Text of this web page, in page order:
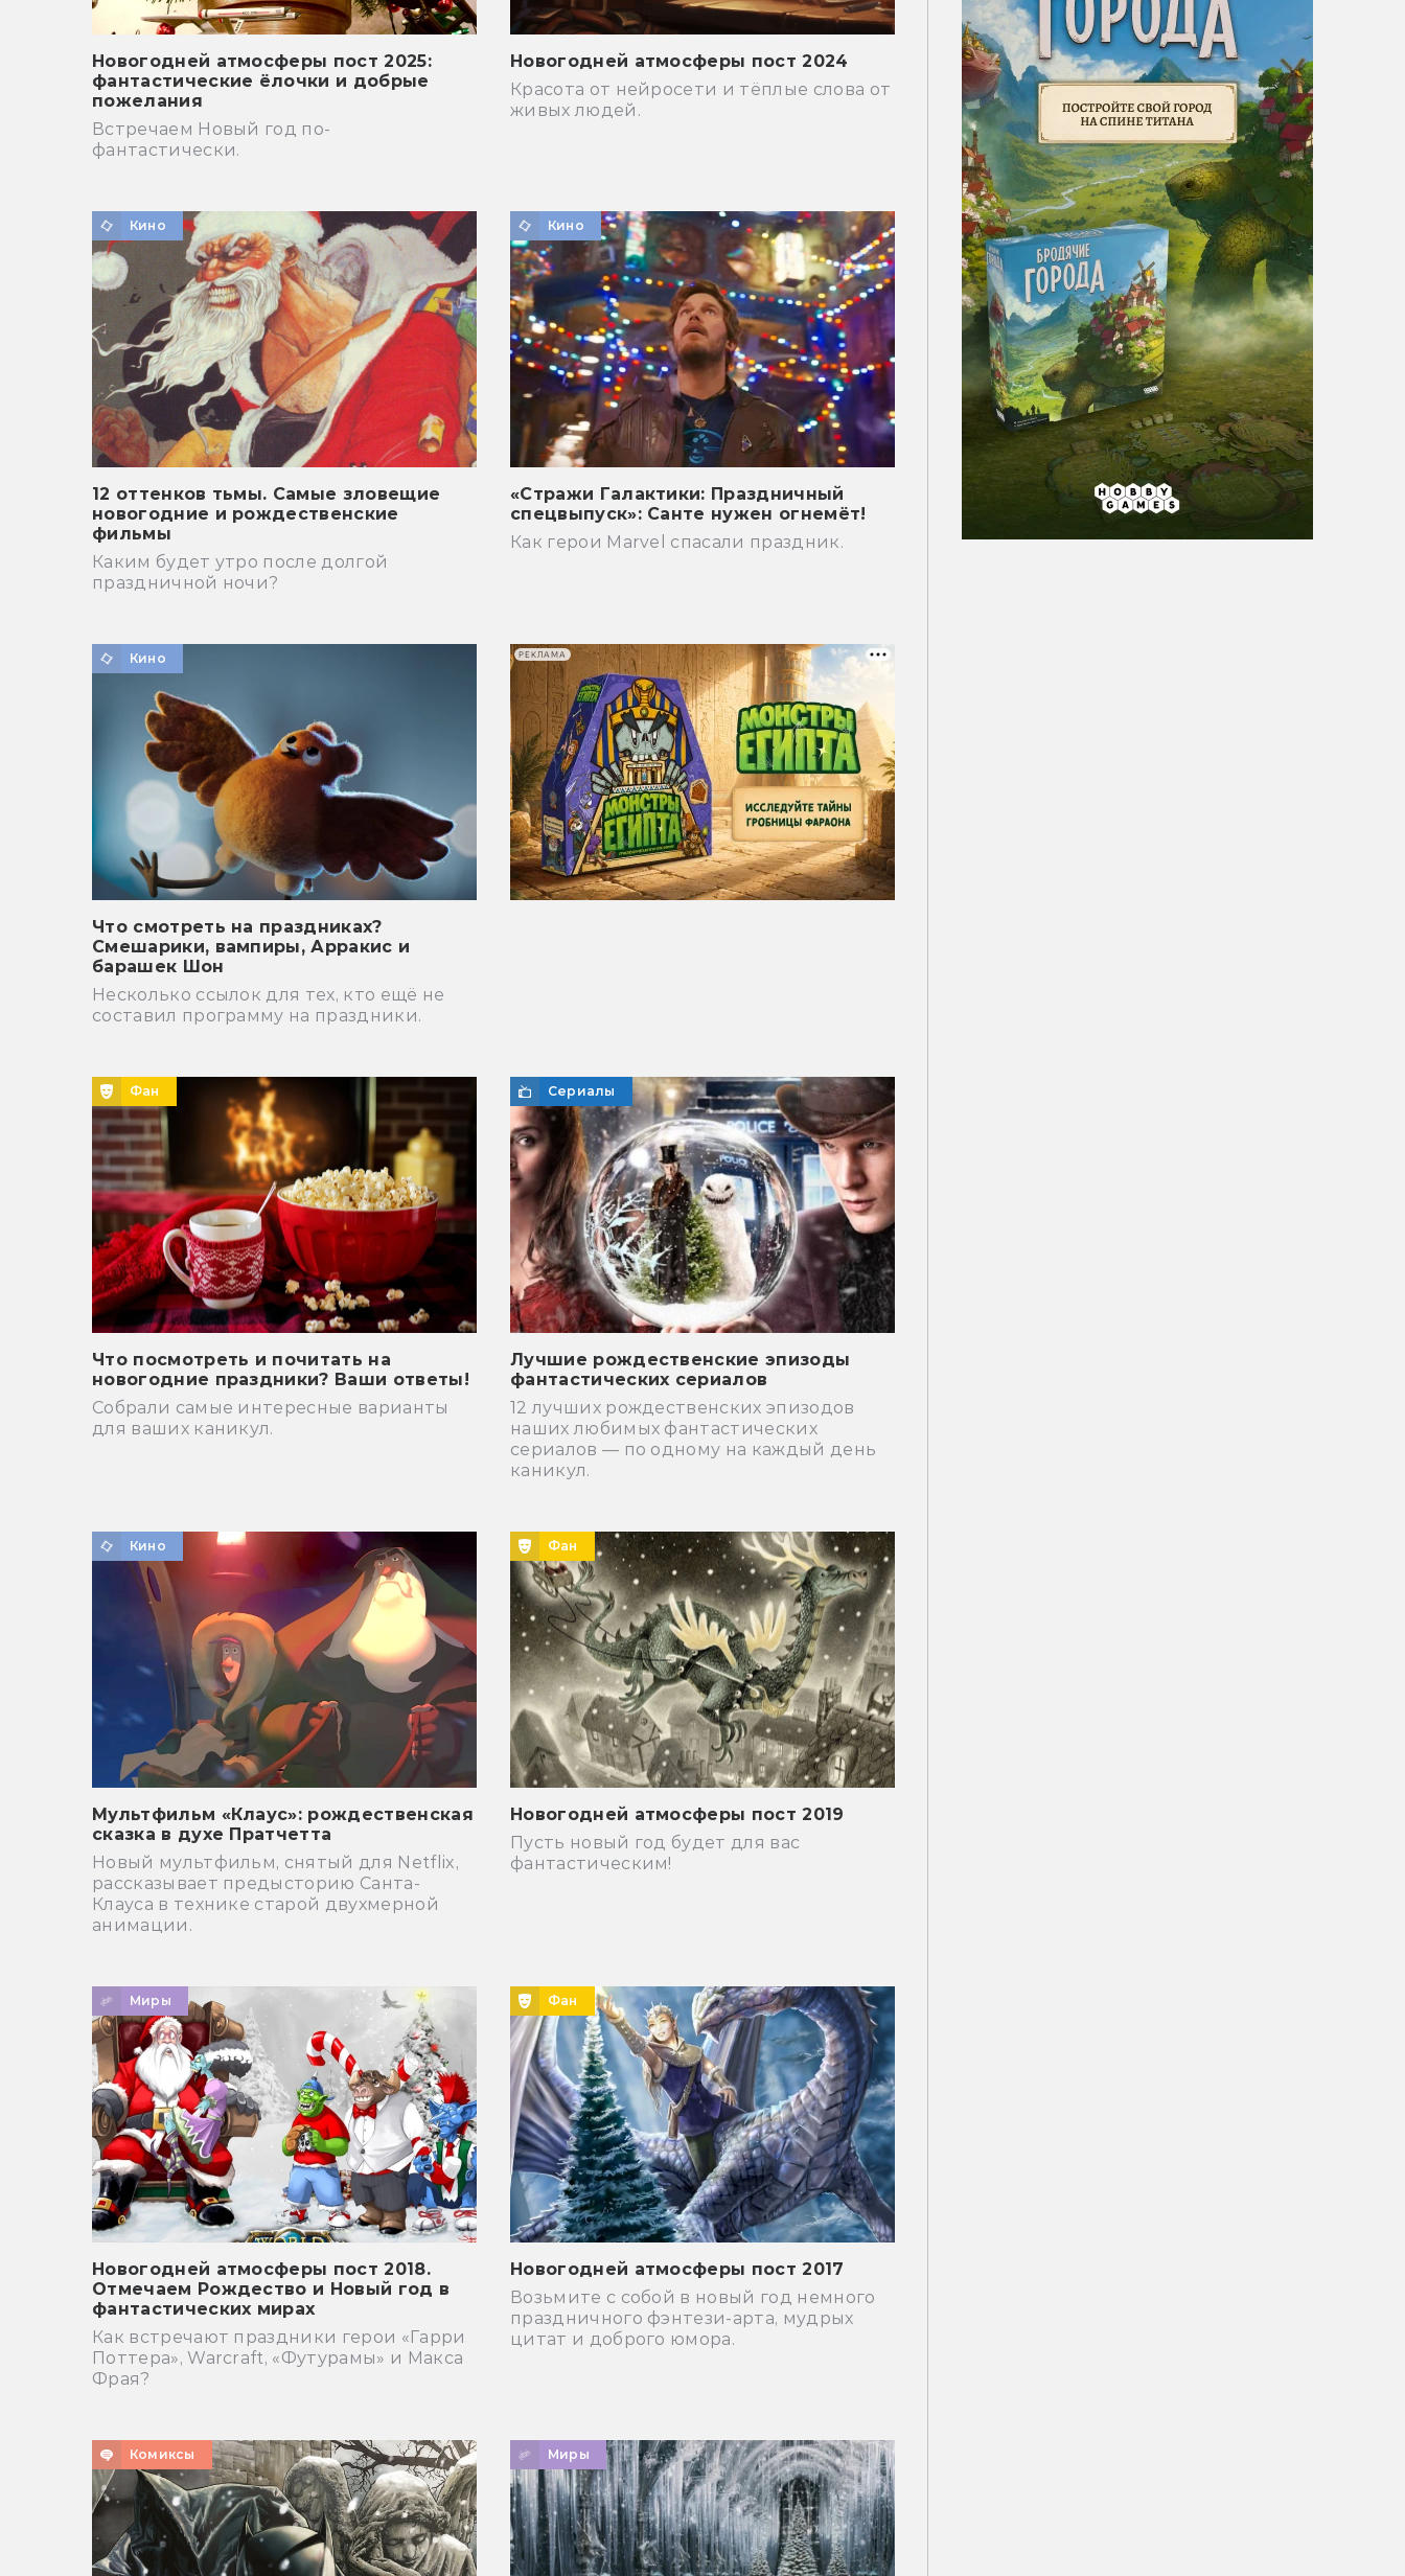
Новогодней атмосферы пост 2025:
фантастические ёлочки и добрые
пожелания
Встречаем Новый год по-
фантастически.
Новогодней атмосферы пост 2024
Красота от нейросети и тёплые слова от
живых людей.
Кино
12 оттенков тьмы. Самые зловещие
новогодние и рождественские
фильмы
Каким будет утро после долгой
праздничной ночи?
Кино
«Стражи Галактики: Праздничный
спецвыпуск»: Санте нужен огнемёт!
Как герои Marvel спасали праздник.
Кино
Что смотреть на праздниках?
Смешарики, вампиры, Арракис и
барашек Шон
Несколько ссылок для тех, кто ещё не
составил программу на праздники.
Фан
Что посмотреть и почитать на
новогодние праздники? Ваши ответы!
Собрали самые интересные варианты
для ваших каникул.
Сериалы
Лучшие рождественские эпизоды
фантастических сериалов
12 лучших рождественских эпизодов
наших любимых фантастических
сериалов — по одному на каждый день
каникул.
Кино
Мультфильм «Клаус»: рождественская
сказка в духе Пратчетта
Новый мультфильм, снятый для Netflix,
рассказывает предысторию Санта-
Клауса в технике старой двухмерной
анимации.
Фан
Новогодней атмосферы пост 2019
Пусть новый год будет для вас
фантастическим!
Миры
Новогодней атмосферы пост 2018.
Отмечаем Рождество и Новый год в
фантастических мирах
Как встречают праздники герои «Гарри
Поттера», Warсraft, «Футурамы» и Макса
Фрая?
Фан
Новогодней атмосферы пост 2017
Возьмите с собой в новый год немного
праздничного фэнтези-арта, мудрых
цитат и доброго юмора.
Комиксы Миры
РЕКЛАМА